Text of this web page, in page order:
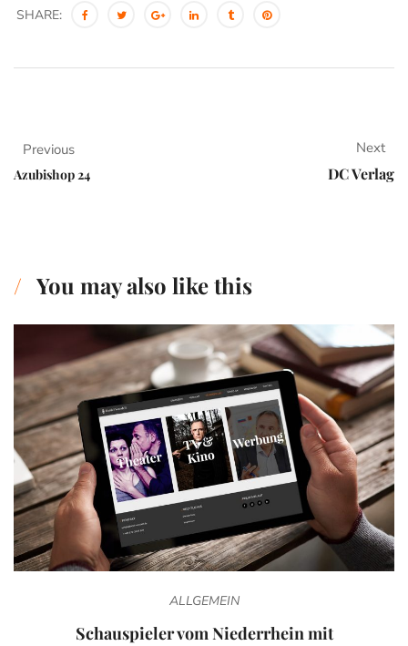
SHARE:
Previous
Azubishop 24
Next
DC Verlag
You may also like this
ALLGEMEIN
Schauspieler vom Niederrhein mit